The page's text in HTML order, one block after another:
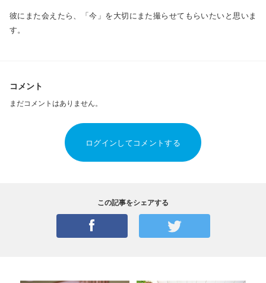
彼にまた会えたら、「今」を大切にまた撮らせてもらいたいと思いま
す。
コメント
まだコメントはありません。
ログインしてコメントする
この記事をシェアする